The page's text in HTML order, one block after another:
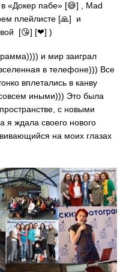
«Докер пабе» [😅] , Mad
плейлисте [🙏] и
[😘] [❤] )
и мир заиграл
в телефоне))) Все
вплетались в канву
иными))) Это была
с новыми
я ждала своего нового
на моих глазах